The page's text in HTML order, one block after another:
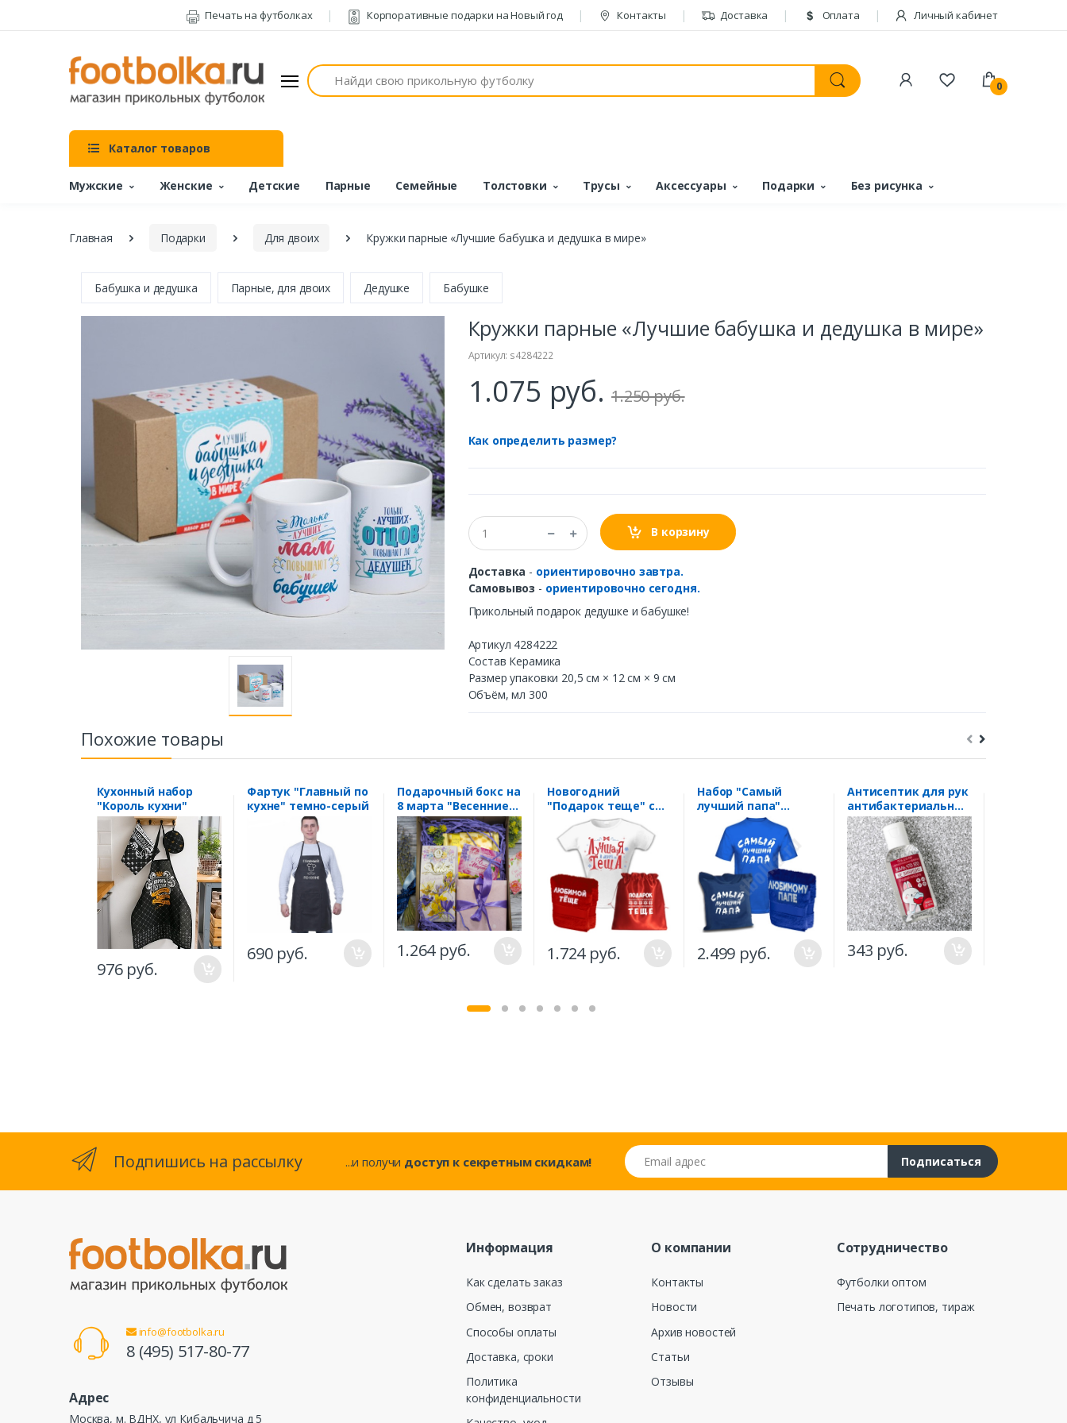
Печать на футболках Корпоративные подарки на Новый год Контакты Доставка Оплата Личный кабинет
Поиск
0
Каталог товаров
Мужские Женские Детские Парные Семейные Толстовки Трусы Аксессуары Подарки Без рисунка
Главная Подарки Для двоих Кружки парные «Лучшие бабушка и дедушка в мире»
Бабушка и дедушка Парные, для двоих Дедушке Бабушке
Кружки парные «Лучшие бабушка и дедушка в мире»
Артикул: s4284222
1.075 руб. 1.250 руб.
Как определить размер?
В корзину
Доставка - ориентировочно завтра.
Самовывоз - ориентировочно сегодня.
Прикольный подарок дедушке и бабушке!
Артикул 4284222
Состав Керамика
Размер упаковки 20,5 см × 12 см × 9 см
Объём, мл 300
Похожие товары
Кухонный набор
"Король кухни"
976 руб.
Фартук "Главный по
кухне" темно-серый
690 руб.
Подарочный бокс на
8 марта "Весенние
цветы"
1.264 руб.
Новогодний
"Подарок теще" с
полотенцем
1.724 руб.
Набор "Самый
лучший папа"
полотенце
2.499 руб.
Антисептик для рук
антибактериальный
«Винишко»
343 руб.
Подпишись на рассылку ...и получи доступ к секретным скидкам!
Email адрес
Подписаться
info@footbolka.ru
8 (495) 517-80-77
Адрес
Москва, м. ВДНХ, ул Кибальчича д 5
Информация
Как сделать заказ
Обмен, возврат
Способы оплаты
Доставка, сроки
Политика
конфиденциальности
О компании
Контакты
Новости
Архив новостей
Статьи
Отзывы
Сотрудничество
Футболки оптом
Печать логотипов, тираж